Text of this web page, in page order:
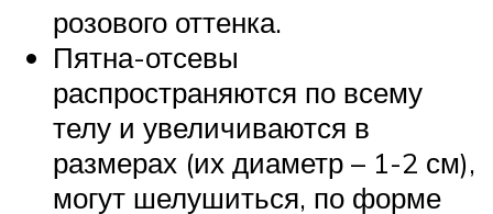
розового оттенка.
Пятна-отсевы
распространяются по всему
телу и увеличиваются в
размерах (их диаметр – 1-2 см),
могут шелушиться, по форме